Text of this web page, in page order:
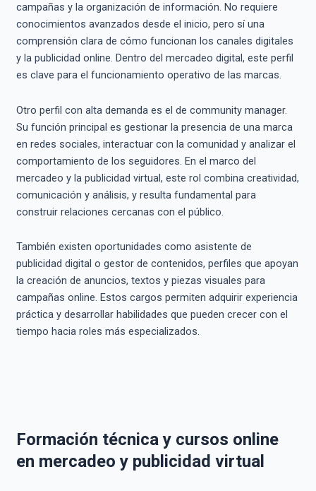
campañas y la organización de información. No requiere
conocimientos avanzados desde el inicio, pero sí una
comprensión clara de cómo funcionan los canales digitales
y la publicidad online. Dentro del mercadeo digital, este perfil
es clave para el funcionamiento operativo de las marcas.
Otro perfil con alta demanda es el de community manager.
Su función principal es gestionar la presencia de una marca
en redes sociales, interactuar con la comunidad y analizar el
comportamiento de los seguidores. En el marco del
mercadeo y la publicidad virtual, este rol combina creatividad,
comunicación y análisis, y resulta fundamental para
construir relaciones cercanas con el público.
También existen oportunidades como asistente de
publicidad digital o gestor de contenidos, perfiles que apoyan
la creación de anuncios, textos y piezas visuales para
campañas online. Estos cargos permiten adquirir experiencia
práctica y desarrollar habilidades que pueden crecer con el
tiempo hacia roles más especializados.
Formación técnica y cursos online
en mercadeo y publicidad virtual